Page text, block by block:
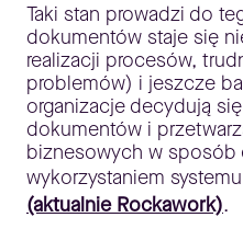
Taki stan prowadzi do
dokumentów staje się
realizacji procesów,
problemów) i jeszcze
organizacje decydują
dokumentów i
biznesowych w sposób
wykorzystaniem systemu
(aktualnie Rockawork).